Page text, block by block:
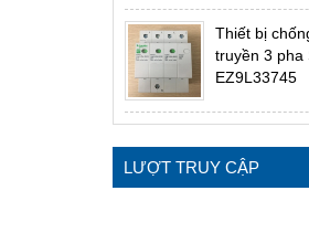
Thiết bị
truyền 3 pha
EZ9L33745
LƯỢT TRUY CẬP